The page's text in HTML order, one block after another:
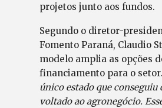
projetos junto aos fundos.
Segundo o diretor-
Fomento Paraná, Claudio
modelo amplia as opções
financiamento para o
único estado que conseguiu
voltado ao agronegócio.